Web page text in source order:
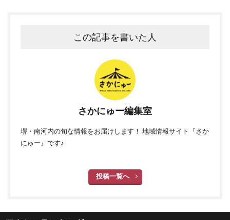
この記事を書いた人
さかにゅー編集室
堺・南河内の旬な情報をお届けします！ 地域情報サイト『さか
にゅー』です♪
投稿一覧へ